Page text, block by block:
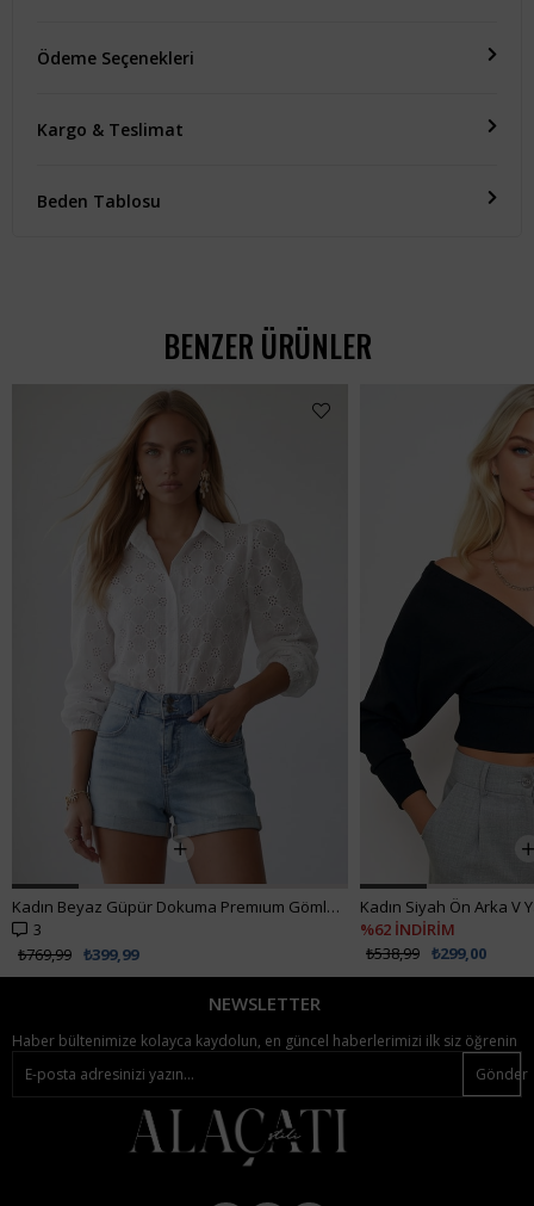
Ödeme Seçenekleri
Kargo & Teslimat
Beden Tablosu
BENZER ÜRÜNLER
Kadın Beyaz Güpür Dokuma Premıum Gömlek ALC-X4366
3
₺399,99
₺769,99
%62 İNDİRİM
₺299,00
₺538,99
NEWSLETTER
Haber bültenimize kolayca kaydolun, en güncel haberlerimizi ilk siz öğrenin
Gönder